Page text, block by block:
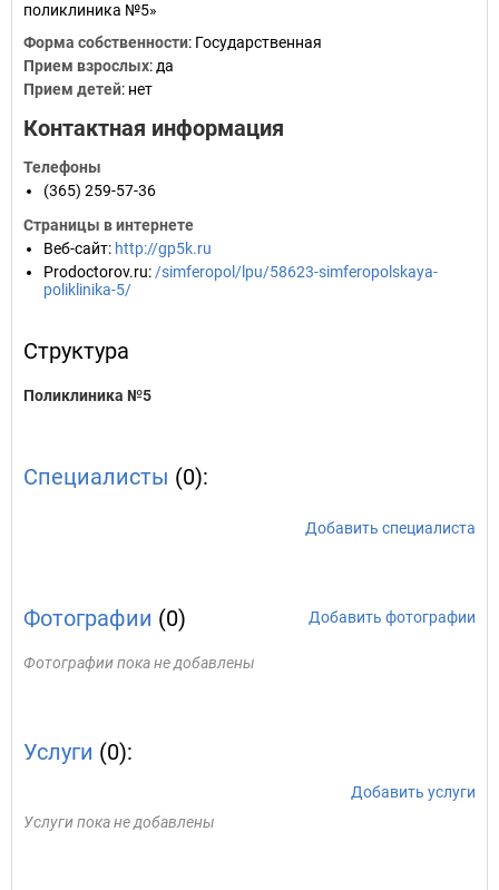
поликлиника №5»
Форма собственности: Государственная
Прием взрослых: да
Прием детей: нет
Контактная информация
Телефоны
(365) 259-57-36
Страницы в интернете
Веб-сайт: http://gp5k.ru
Prodoctorov.ru: /simferopol/lpu/58623-simferopolskaya-
poliklinika-5/
Структура
Поликлиника №5
Специалисты (0):
Добавить специалиста
Фотографии (0) Добавить фотографии
Фотографии пока не добавлены
Услуги (0):
Добавить услуги
Услуги пока не добавлены